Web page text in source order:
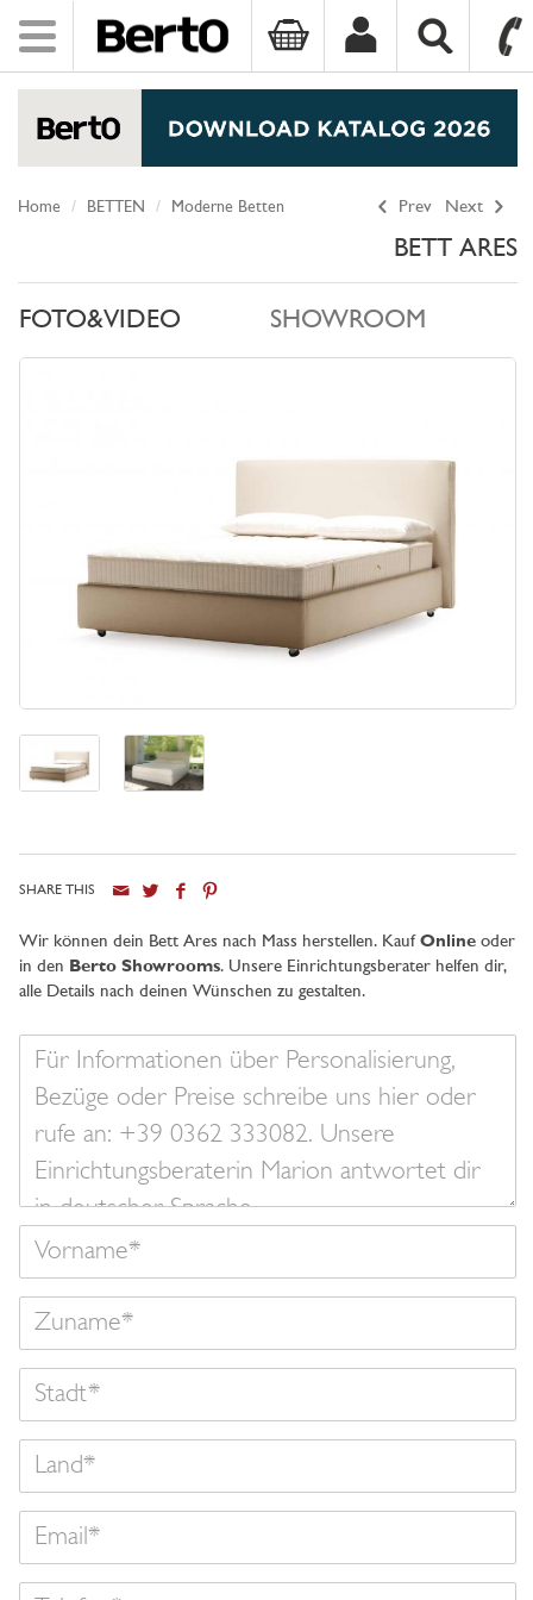
Toggle
navigation
Prev Next
Home BETTEN Moderne Betten
BETT ARES
FOTO&VIDEO SHOWROOM
SHARE THIS
Wir können dein Bett Ares nach Mass herstellen. Kauf Online oder
in den Berto Showrooms. Unsere Einrichtungsberater helfen dir,
alle Details nach deinen Wünschen zu gestalten.
Nachricht
Stadt